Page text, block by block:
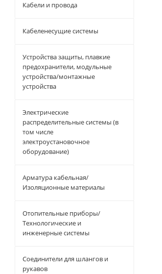
Кабели и провода
Кабеленесущие системы
Устройства защиты, плавкие
предохранители, модульные
устройства/монтажные
устройства
Электрические
распределительные системы (в
том числе
электроустановочное
оборудование)
Арматура кабельная/
Изоляционные материалы
Отопительные приборы/
Технологические и
инженерные системы
Соединители для шлангов и
рукавов